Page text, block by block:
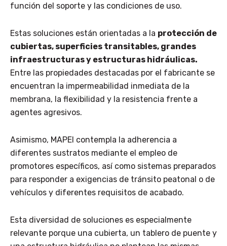
función del soporte y las condiciones de uso.
Estas soluciones están orientadas a la protección de
cubiertas, superficies transitables, grandes
infraestructuras y estructuras hidráulicas.
Entre las propiedades destacadas por el fabricante se
encuentran la impermeabilidad inmediata de la
membrana, la flexibilidad y la resistencia frente a
agentes agresivos.
Asimismo, MAPEI contempla la adherencia a
diferentes sustratos mediante el empleo de
promotores específicos, así como sistemas preparados
para responder a exigencias de tránsito peatonal o de
vehículos y diferentes requisitos de acabado.
Esta diversidad de soluciones es especialmente
relevante porque una cubierta, un tablero de puente y